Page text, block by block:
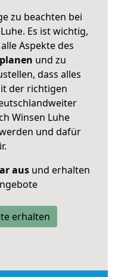
zu beachten bei
Es ist wichtig,
Aspekte des
planen und zu
dass alles
der richtigen
Winsen Luhe
und dafür
ausund erhalten
erhalten